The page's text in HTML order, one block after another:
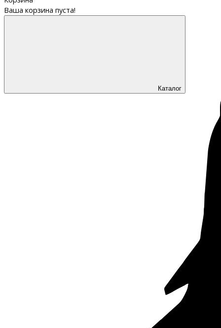
Ваша корзина пуста!
Каталог